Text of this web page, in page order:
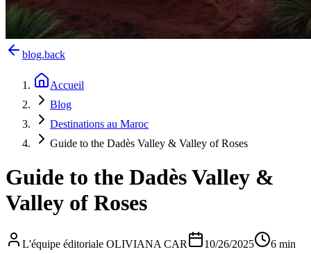
blog.back
Accueil
Blog
Destinations au Maroc
Guide to the Dadès Valley & Valley of Roses
Guide to the Dadès Valley &
Valley of Roses
L'équipe éditoriale OLIVIANA CAR 10/26/2025 6 min